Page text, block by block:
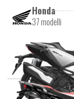
Honda
37 modelli